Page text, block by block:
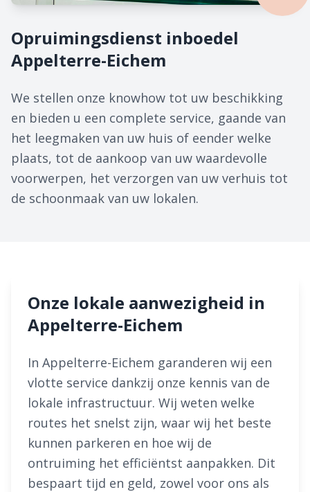
Opruimingsdienst inboedel
Appelterre-Eichem
We stellen onze knowhow tot uw beschikking
en bieden u een complete service, gaande van
het leegmaken van uw huis of eender welke
plaats, tot de aankoop van uw waardevolle
voorwerpen, het verzorgen van uw verhuis tot
de schoonmaak van uw lokalen.
Onze lokale aanwezigheid in
Appelterre-Eichem
In Appelterre-Eichem garanderen wij een
vlotte service dankzij onze kennis van de
lokale infrastructuur. Wij weten welke
routes het snelst zijn, waar wij het beste
kunnen parkeren en hoe wij de
ontruiming het efficiëntst aanpakken. Dit
bespaart tijd en geld, zowel voor ons als